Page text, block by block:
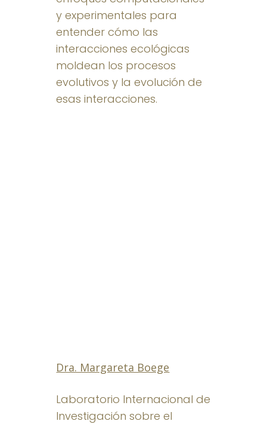
y experimentales para
entender cómo las
interacciones ecológicas
moldean los procesos
evolutivos y la evolución de
esas interacciones.
Dra. Margareta Boege
Laboratorio Internacional de
Investigación sobre el